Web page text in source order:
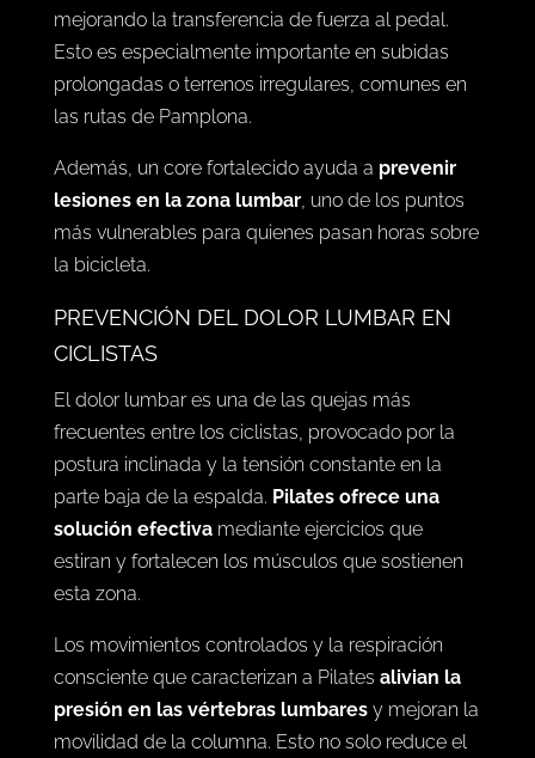
mejorando la transferencia de fuerza al pedal.
Esto es especialmente importante en subidas
prolongadas o terrenos irregulares, comunes en
las rutas de Pamplona.
Además, un core fortalecido ayuda a prevenir
lesiones en la zona lumbar, uno de los puntos
más vulnerables para quienes pasan horas sobre
la bicicleta.
PREVENCIÓN DEL DOLOR LUMBAR EN
CICLISTAS
El dolor lumbar es una de las quejas más
frecuentes entre los ciclistas, provocado por la
postura inclinada y la tensión constante en la
parte baja de la espalda. Pilates ofrece una
solución efectivamediante ejercicios que
estiran y fortalecen los músculos que sostienen
esta zona.
Los movimientos controlados y la respiración
consciente que caracterizan a Pilates alivian la
presión en las vértebras lumbaresy mejoran la
movilidad de la columna. Esto no solo reduce el